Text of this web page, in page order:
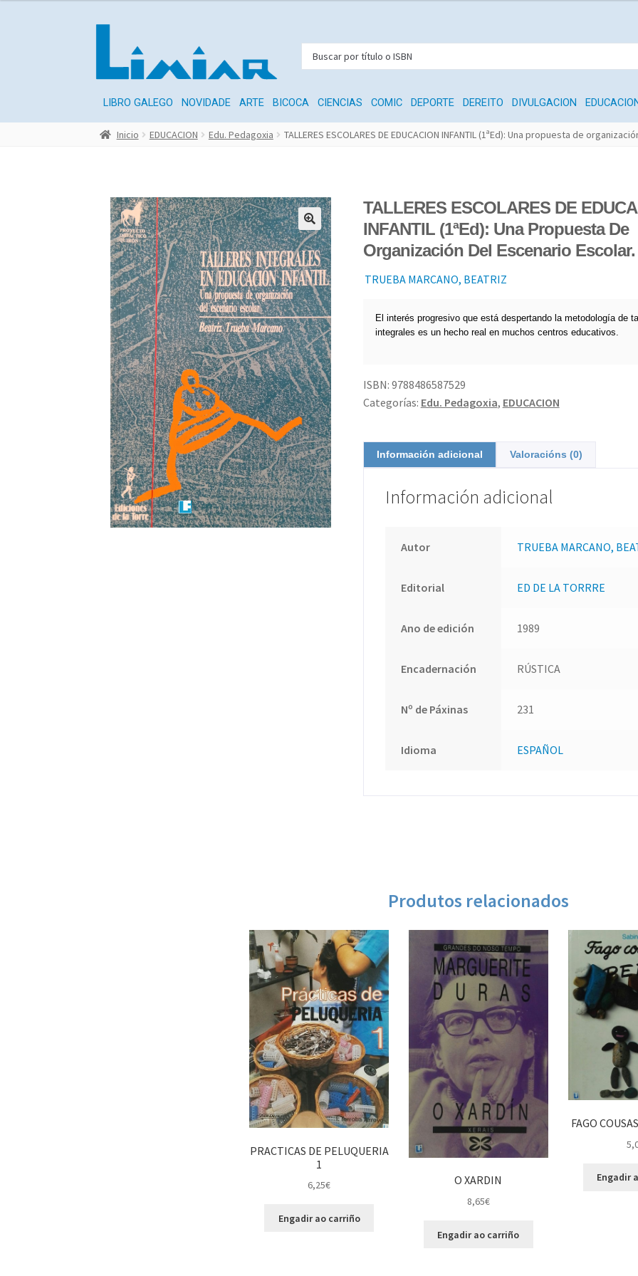
LIBRO GALEGO NOVIDADE ARTE BICOCA CIENCIAS COMIC DEPORTE DEREITO DIVULGACION
Inicio EDUCACION Edu. Pedagoxia TALLERES ESCOLARES DE EDUCACION INFANTIL (1ªEd): Una propuesta de
TALLERES ESCOLARES DE
INFANTIL (1ªEd): Una Propuesta De
Organización Del Escenario Escolar.
TRUEBA MARCANO, BEATRIZ
El interés progresivo que está despertando la metodología de
integrales es un hecho real en muchos centros educativos.
ISBN: 9788486587529
Categorías: Edu. Pedagoxia, EDUCACION
Información adicional Valoracións (0)
Información adicional
Autor TRUEBA MARCANO,
Editorial ED DE LA TORRRE
Ano de edición 1989
Encadernación RÚSTICA
Nº de Páxinas 231
Idioma ESPAÑOL
Produtos relacionados
PRACTICAS DE PELUQUERIA
1
6,25€
Engadir ao carriño
O XARDIN
8,65€
Engadir ao carriño
FAGO
Engadir